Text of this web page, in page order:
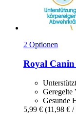
2 Optionen
Royal Canin
Geregelte
Gesunde
5,99 € (11,98 € /